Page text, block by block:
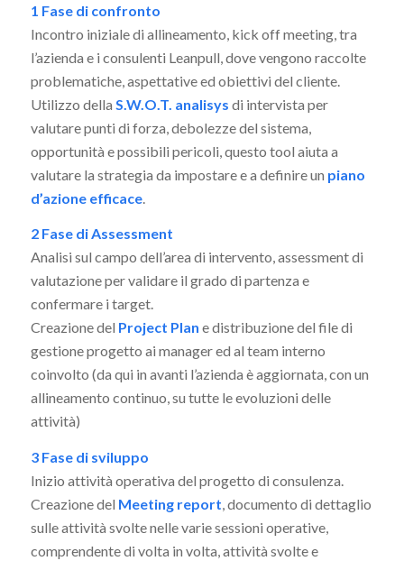
1 Fase di confronto
Incontro iniziale di allineamento, kick off meeting, tra
l’azienda e i consulenti Leanpull, dove vengono raccolte
problematiche, aspettative ed obiettivi del cliente.
Utilizzo della S.W.O.T. analisys di intervista per
valutare punti di forza, debolezze del sistema,
opportunità e possibili pericoli, questo tool aiuta a
valutare la strategia da impostare e a definire un piano
d’azione efficace.
2 Fase di Assessment
Analisi sul campo dell’area di intervento, assessment di
valutazione per validare il grado di partenza e
confermare i target.
Creazione del Project Plan e distribuzione del file di
gestione progetto ai manager ed al team interno
coinvolto (da qui in avanti l’azienda è aggiornata, con un
allineamento continuo, su tutte le evoluzioni delle
attività)
3 Fase di sviluppo
Inizio attività operativa del progetto di consulenza.
Creazione del Meeting report, documento di dettaglio
sulle attività svolte nelle varie sessioni operative,
comprendente di volta in volta, attività svolte e